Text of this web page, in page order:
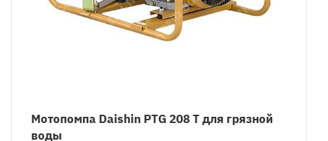
Мотопомпа Daishin PTG 208 T для грязной
воды